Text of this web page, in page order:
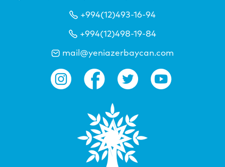
+994(12)493-16-94
+994(12)498-19-84
mail@yeniazerbaycan.com